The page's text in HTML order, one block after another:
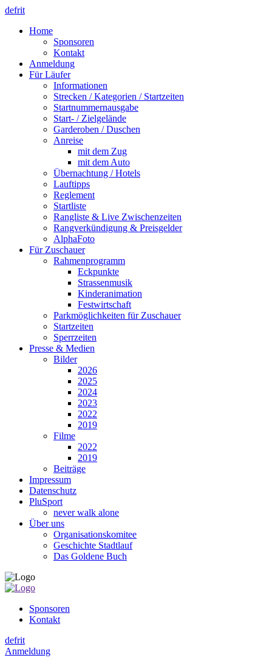
defrit
Home
Sponsoren
Kontakt
Anmeldung
Für Läufer
Informationen
Strecken / Kategorien / Startzeiten
Startnummernausgabe
Start- / Zielgelände
Garderoben / Duschen
Anreise
mit dem Zug
mit dem Auto
Übernachtung / Hotels
Lauftipps
Reglement
Startliste
Rangliste & Live Zwischenzeiten
Rangverkündigung & Preisgelder
AlphaFoto
Für Zuschauer
Rahmenprogramm
Eckpunkte
Strassenmusik
Kinderanimation
Festwirtschaft
Parkmöglichkeiten für Zuschauer
Startzeiten
Sperrzeiten
Presse & Medien
Bilder
2026
2025
2024
2023
2022
2019
Filme
2022
2019
Beiträge
Impressum
Datenschutz
PluSport
never walk alone
Über uns
Organisationskomitee
Geschichte Stadtlauf
Das Goldene Buch
Sponsoren
Kontakt
defrit
Anmeldung